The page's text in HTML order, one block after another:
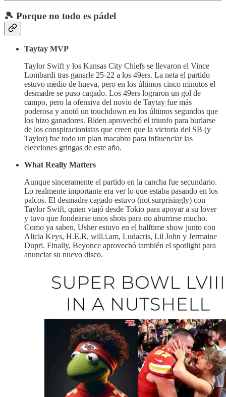
🎾 Porque no todo es pádel
Taytay MVP
Taylor Swift y los Kansas City Chiefs se llevaron el Vince
Lombardi tras ganarle 25-22 a los 49ers. La neta el partido
estuvo medio de hueva, pero en los últimos cinco minutos el
desmadre se puso cagado. Los 49ers lograron un gol de
campo, pero la ofensiva del novio de Taytay fue más
poderosa y anotó un touchdown en los últimos segundos que
los hizo ganadores. Biden aprovechó el triunfo para burlarse
de los conspiracionistas que creen que la victoria del SB (y
Taylor) fue todo un plan macabro para influenciar las
elecciones gringas de este año.
What Really Matters
Aunque sinceramente el partido en la cancha fue secundario.
Lo realmente importante era ver lo que estaba pasando en los
palcos. El desmadre cagado estuvo (not surprisingly) con
Taylor Swift, quien viajó desde Tokio para apoyar a su lover
y tuvo que fondearse unos shots para no aburrirse mucho.
Como ya saben, Usher estuvo en el halftime show junto con
Alicia Keys, H.E.R, will.i.am, Ludacris, Lil John y Jermaine
Dupri. Finally, Beyonce aprovechó también el spotlight para
anunciar su nuevo disco.